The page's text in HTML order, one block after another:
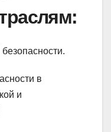
в
и